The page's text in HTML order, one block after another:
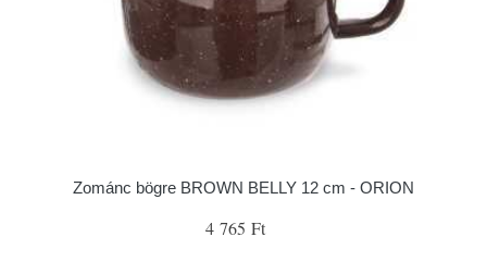
Zománc bögre BROWN BELLY 12 cm - ORION
4 765 Ft